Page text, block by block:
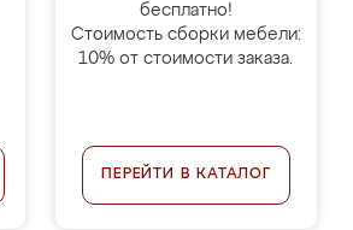
бесплатно!
Стоимость сборки мебели:
10% от стоимости заказа.
ПЕРЕЙТИ В КАТАЛОГ